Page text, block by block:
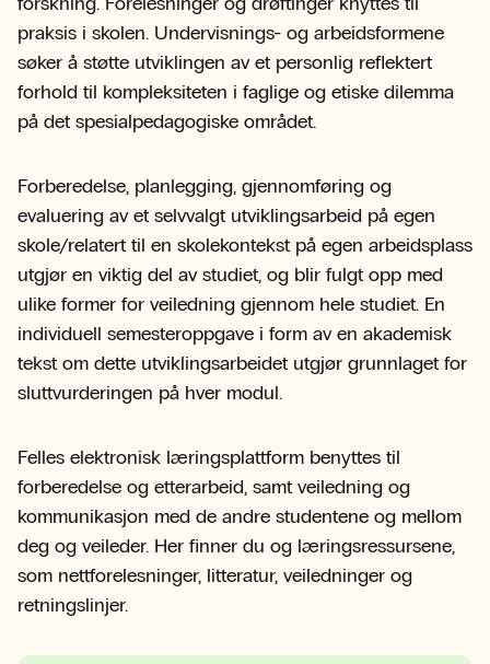
praksis i skolen. Undervisnings- og arbeidsformene
søker å støtte utviklingen av et personlig reflektert
forhold til kompleksiteten i faglige og etiske dilemma
på det spesialpedagogiske området.
Forberedelse, planlegging, gjennomføring og
evaluering av et selvvalgt utviklingsarbeid på egen
skole/relatert til en skolekontekst på egen arbeidsplass
utgjør en viktig del av studiet, og blir fulgt opp med
ulike former for veiledning gjennom hele studiet. En
individuell semesteroppgave i form av en akademisk
tekst om dette utviklingsarbeidet utgjør grunnlaget for
sluttvurderingen på hver modul.
Felles elektronisk læringsplattform benyttes til
forberedelse og etterarbeid, samt veiledning og
kommunikasjon med de andre studentene og mellom
deg og veileder. Her finner du og læringsressursene,
som nettforelesninger, litteratur, veiledninger og
retningslinjer.